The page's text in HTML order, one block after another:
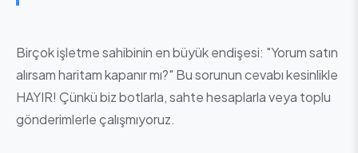
Birçok işletme sahibinin en büyük endişesi: "Yorum satın
alırsam haritam kapanır mı?" Bu sorunun cevabı kesinlikle
HAYIR! Çünkü biz botlarla, sahte hesaplarla veya toplu
gönderimlerle çalışmıyoruz.